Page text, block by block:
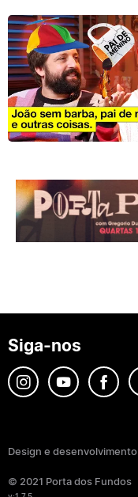
Siga-nos
Design e
© 2021 Porta dos Fundos